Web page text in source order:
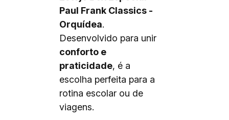
Paul Frank Classics -
Orquídea.
Desenvolvido para unir
conforto e
praticidade, é a
escolha perfeita para a
rotina escolar ou de
viagens.